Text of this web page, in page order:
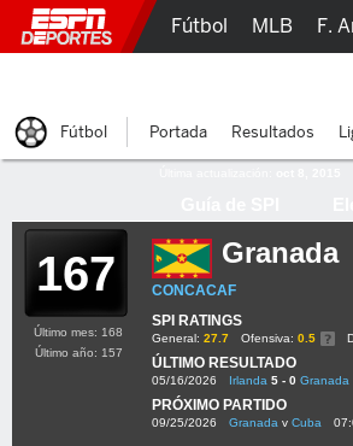
167 Granada
CONCACAF
SPI RATINGS
General: 27.7 Ofensiva: 0.5
ÚLTIMO RESULTADO
05/16/2026 Irlanda 5 - 0 Granada
PRÓXIMO PARTIDO
09/25/2026 Granada v Cuba
Último mes: 168
Último año: 157
Fútbol MLB F.
Fútbol Portada Resultados